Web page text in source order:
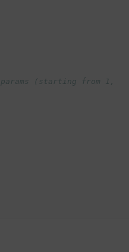
(starting from 1,